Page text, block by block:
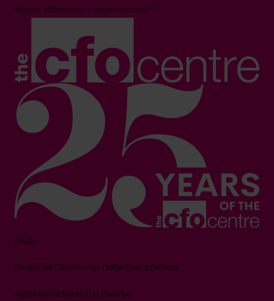
alcuna affiliazione o approvazione.**
FAQs
Financial Check-up della tua azienda
Approfondimenti e risorse